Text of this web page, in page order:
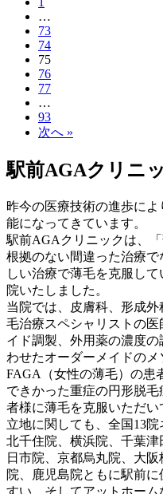
…
73
74
75
76
77
…
93
次へ »
駅前AGAクリニ
昨今の医療技術の進歩に
能になってきています。
駅前AGAクリニックは、
根拠のない間違った治療
しい治療で薄毛を克服し
院いたしました。
当院では、皮膚科、形成
毛治療スペシャリストの
イド調製、外用薬の濃度
わせたオーダーメイドのメ
FAGA（女性の薄毛）の患
できかった重症の円形脱
者様に薄毛を克服いただい
立地に関しても、全国13
北千住院、横浜院、千葉
日市院、京都烏丸院、大
院、鹿児島院ともに駅前